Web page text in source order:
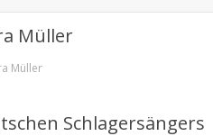
Müller
Schlagersängers